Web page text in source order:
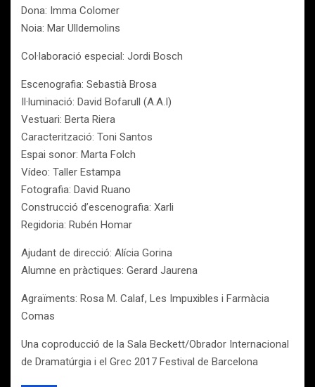
Dona: Imma Colomer
Noia: Mar Ulldemolins
Col·laboració especial: Jordi Bosch
Escenografia: Sebastià Brosa
Il·luminació: David Bofarull (A.A.I)
Vestuari: Berta Riera
Caracterització: Toni Santos
Espai sonor: Marta Folch
Vídeo: Taller Estampa
Fotografia: David Ruano
Construcció d’escenografia: Xarli
Regidoria: Rubén Homar
Ajudant de direcció: Alícia Gorina
Alumne en pràctiques: Gerard Jaurena
Agraïments: Rosa M. Calaf, Les Impuxibles i Farmàcia
Comas
Una coproducció de la Sala Beckett/Obrador Internacional
de Dramatúrgia i el Grec 2017 Festival de Barcelona